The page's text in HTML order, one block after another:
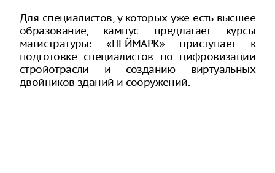
Для специалистов, у которых уже есть высшее
образование, кампус предлагает курсы
магистратуры: «НЕЙМАРК» приступает к
подготовке специалистов по цифровизации
стройотрасли и созданию виртуальных
двойников зданий и сооружений.